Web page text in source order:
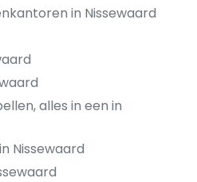
in Nissewaard
alles in een in
Nissewaard